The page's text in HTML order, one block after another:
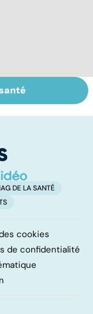
en
DE LA SANTÉ
cookies
de confidentialité